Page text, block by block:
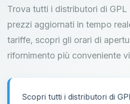
Trova tutti i distributori di GPL
prezzi aggiornati in tempo
tariffe, scopri gli orari di
rifornimento più conveniente
Scopri tutti i distributori di